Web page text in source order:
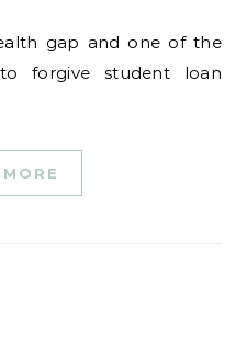
forgive student loan